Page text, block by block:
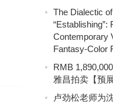
The Dialectic
“Establishing”:
Contemporary
Fantasy-Color
RMB
雅昌拍卖【预展
卢劲松老师为